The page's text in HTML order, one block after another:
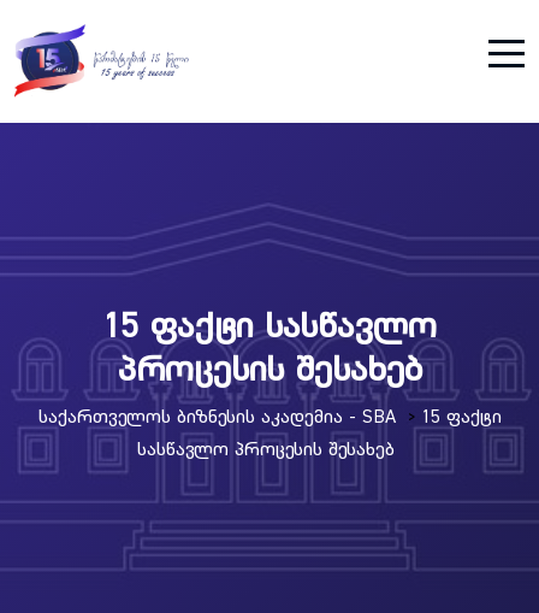
15 ფაქტი სასწავლო
პროცესის შესახებ
Საქართველოს Ბიზნესის Აკადემია - SBA > 15 Ფაქტი
Სასწავლო Პროცესის Შესახებ